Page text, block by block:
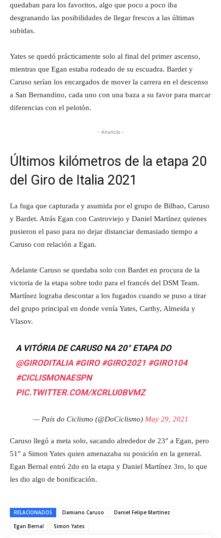
quedaban para los favoritos, algo que poco a poco iba
desgranando las posibilidades de llegar frescos a las últimas
subidas.
Yates se quedó prácticamente solo al final del primer ascenso,
mientras que Egan estaba rodeado de su escuadra. Bardet y
Caruso serían los encargados de mover la carrera en el descenso
a San Bernandino, cada uno con una baza a su favor para marcar
diferencias con el pelotón.
- Anuncio -
Últimos kilómetros de la etapa 20
del Giro de Italia 2021
La fuga que capturada y asumida por el grupo de Bilbao, Caruso
y Bardet. Atrás Egan con Castroviejo y Daniel Martínez quienes
pusieron el paso para no dejar distanciar demasiado tiempo a
Caruso con relación a Egan.
Adelante Caruso se quedaba solo con Bardet en procura de la
victoria de la etapa sobre todo para el francés del DSM Team.
Martínez lograba descontar a los fugados cuando se puso a tirar
del grupo principal en donde venía Yates, Carthy, Almeida y
Vlasov.
A VITÓRIA DE CARUSO NA 20° ETAPA DO
@GIRODITALIA #GIRO #GIRO2021 #GIRO104
#CICLISMONAESPN
PIC.TWITTER.COM/XCRLU0BVMZ
— País do Ciclismo (@DoCiclismo) May 29, 2021
Caruso llegó a meta solo, sacando alrededor de 23″ a Egan, pero
51″ a Simon Yates quien amenazaba su posición en la general.
Egan Bernal entró 2do en la etapa y Daniel Martínez 3ro, lo que
les dio algo de bonificación.
RELACIONADOS Damiano Caruso
Daniel Felipe Martínez
Egan Bernal
Simon Yates